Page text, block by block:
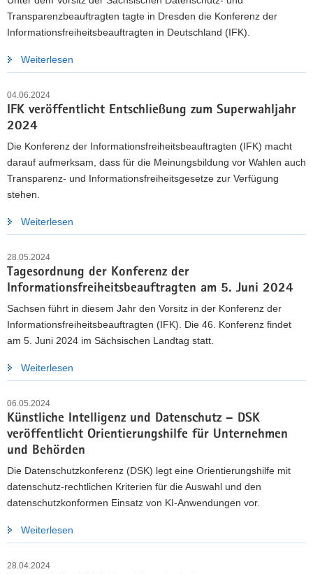
Transparenzbeauftragten tagte in Dresden die Konferenz der
Informationsfreiheitsbeauftragten in Deutschland (IFK).
Weiterlesen
04.06.2024
IFK veröffentlicht Entschließung zum Superwahljahr
2024
Die Konferenz der Informationsfreiheitsbeauftragten (IFK) macht
darauf aufmerksam, dass für die Meinungsbildung vor Wahlen auch
Transparenz- und Informationsfreiheitsgesetze zur Verfügung
stehen.
Weiterlesen
28.05.2024
Tagesordnung der Konferenz der
Informationsfreiheitsbeauftragten am 5. Juni 2024
Sachsen führt in diesem Jahr den Vorsitz in der Konferenz der
Informationsfreiheitsbeauftragten (IFK). Die 46. Konferenz findet
am 5. Juni 2024 im Sächsischen Landtag statt.
Weiterlesen
06.05.2024
Künstliche Intelligenz und Datenschutz – DSK
veröffentlicht Orientierungshilfe für Unternehmen
und Behörden
Die Datenschutzkonferenz (DSK) legt eine Orientierungshilfe mit
datenschutz-rechtlichen Kriterien für die Auswahl und den
datenschutzkonformen Einsatz von KI-Anwendungen vor.
Weiterlesen
28.04.2024